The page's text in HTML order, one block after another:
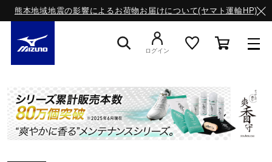
熊本地域地震の影響によるお荷物お届けについて(ヤマト運輸HP)
スニーカー
ライフスタイルウエア
ログイン